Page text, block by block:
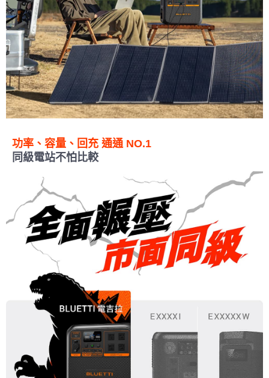
功率、容量、回充 通通 NO.1
同級電站不怕比較